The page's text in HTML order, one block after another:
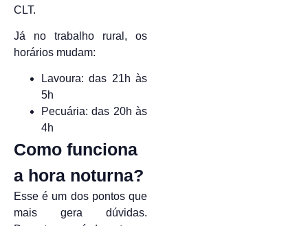
CLT.
Já no trabalho rural, os
horários mudam:
Lavoura: das 21h às
5h
Pecuária: das 20h às
4h
Como funciona
a hora noturna?
Esse é um dos pontos que
mais gera dúvidas.